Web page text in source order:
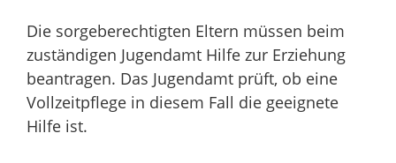
Die sorgeberechtigten Eltern müssen beim
zuständigen Jugendamt Hilfe zur Erziehung
beantragen. Das Jugendamt prüft, ob eine
Vollzeitpflege in diesem Fall die geeignete
Hilfe ist.